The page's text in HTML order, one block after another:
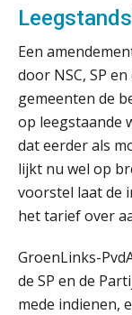
Een
door NSC, SP
gemeenten de
op leegstaande
dat eerder als
lijkt nu wel op
voorstel laat de
het tarief over
GroenLinks-
de SP en de
mede indienen,